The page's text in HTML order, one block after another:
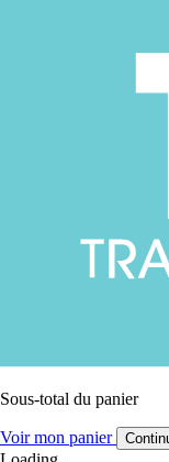
Sous-total du panier
Voir mon panier